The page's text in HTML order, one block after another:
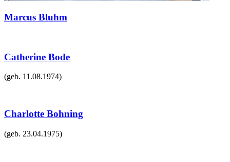
Marcus Bluhm
Catherine Bode
(geb. 11.08.1974)
Charlotte Bohning
(geb. 23.04.1975)